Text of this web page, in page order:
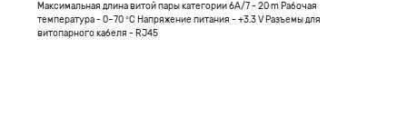
Максимальная длина витой пары категории 6A/7 - 20 m Рабочая
температура - 0~70 °C Напряжение питания - +3.3 V Разъемы для
витопарного кабеля - RJ45